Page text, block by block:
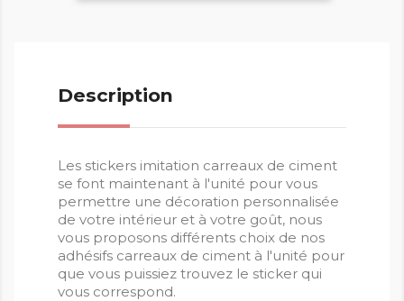
Description
Les stickers imitation carreaux de ciment
se font maintenant à l'unité pour vous
permettre une décoration personnalisée
de votre intérieur et à votre goût, nous
vous proposons différents choix de nos
adhésifs carreaux de ciment à l'unité pour
que vous puissiez trouvez le sticker qui
vous correspond.